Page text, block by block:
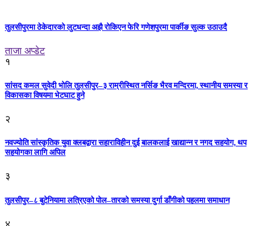
तुलसीपुरमा ठेकेदारको लुटधन्दा अझै रोकिएन फेरि गणेशपुरमा पार्कीङ सुल्क उठाउदै
ताजा अप्डेट
१
सांसद कमल सुवेदी भोलि तुलसीपुर–३ राम्रीस्थित नर्सिङ भैरव मन्दिरमा, स्थानीय समस्या र
विकासका विषयमा भेटघाट हुने
२
नवज्योति सांस्कृतिक युवा क्लबद्वारा सहाराविहीन दुई बालकलाई खाद्यान्न र नगद सहयोग, थप
सहयोगका लागि अपिल
३
तुलसीपुर–८ बुटेनियामा लत्रिएको पोल–तारको समस्या दुर्गा डाँगीको पहलमा समाधान
४